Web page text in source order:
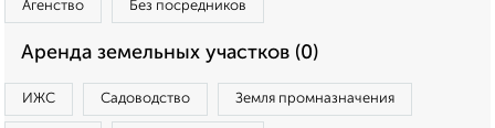
Агенство Без посредников
Аренда земельных участков (0)
ИЖС Садоводство Земля промназначения